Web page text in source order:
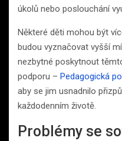
úkolů nebo poslouchání
Některé děti mohou být
budou vyznačovat vyšší
nezbytné poskytnout
podporu – Pedagogická
aby se jim usnadnilo
každodenním životě.
Problémy se